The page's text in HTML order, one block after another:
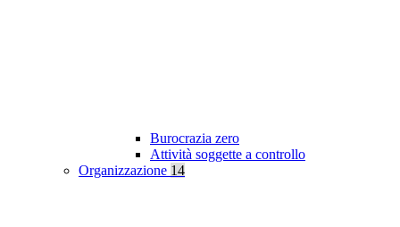
Burocrazia zero
Attività soggette a controllo
Organizzazione 14